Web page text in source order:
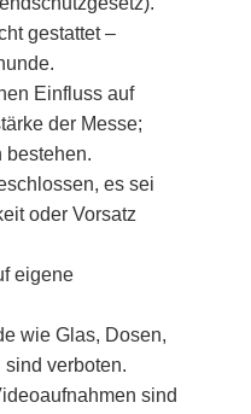
gestattet –
Einfluss auf
der Messe;
bestehen.
es sei
oder Vorsatz
eigene
wie Glas, Dosen,
sind verboten.
sind